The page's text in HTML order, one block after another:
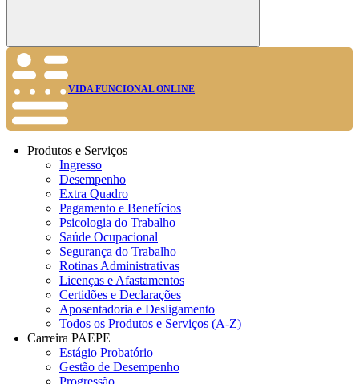
Buscar
VIDA FUNCIONAL ONLINE
Produtos e Serviços
Ingresso
Desempenho
Extra Quadro
Pagamento e Benefícios
Psicologia do Trabalho
Saúde Ocupacional
Segurança do Trabalho
Rotinas Administrativas
Licenças e Afastamentos
Certidões e Declarações
Aposentadoria e Desligamento
Todos os Produtos e Serviços (A-Z)
Carreira PAEPE
Estágio Probatório
Gestão de Desempenho